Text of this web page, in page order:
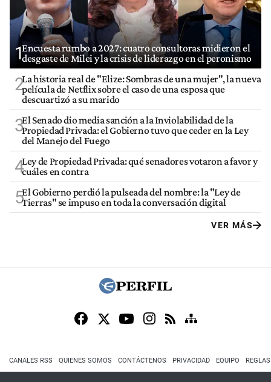
1Encuesta rumbo a 2027: cuatro consultoras midieron el
desgaste de Milei y la crisis de liderazgo en el peronismo
2La historia real de "Elize: Sombras de una mujer", la nueva
película de Netflix sobre el caso de una esposa que
descuartizó a su marido
3El Senado dio media sanción a la Inviolabilidad de la
Propiedad Privada: el Gobierno tuvo que ceder en la Ley
del Manejo del Fuego
4Ley de Propiedad Privada: qué senadores votaron a favor y
cuáles en contra
5El Gobierno perdió la pulseada del nombre: la "Ley de
Tierras" se impuso en toda la conversación digital
VER MÁS
CANALES RSS QUIENES SOMOS CONTÁCTENOS PRIVACIDAD EQUIPO